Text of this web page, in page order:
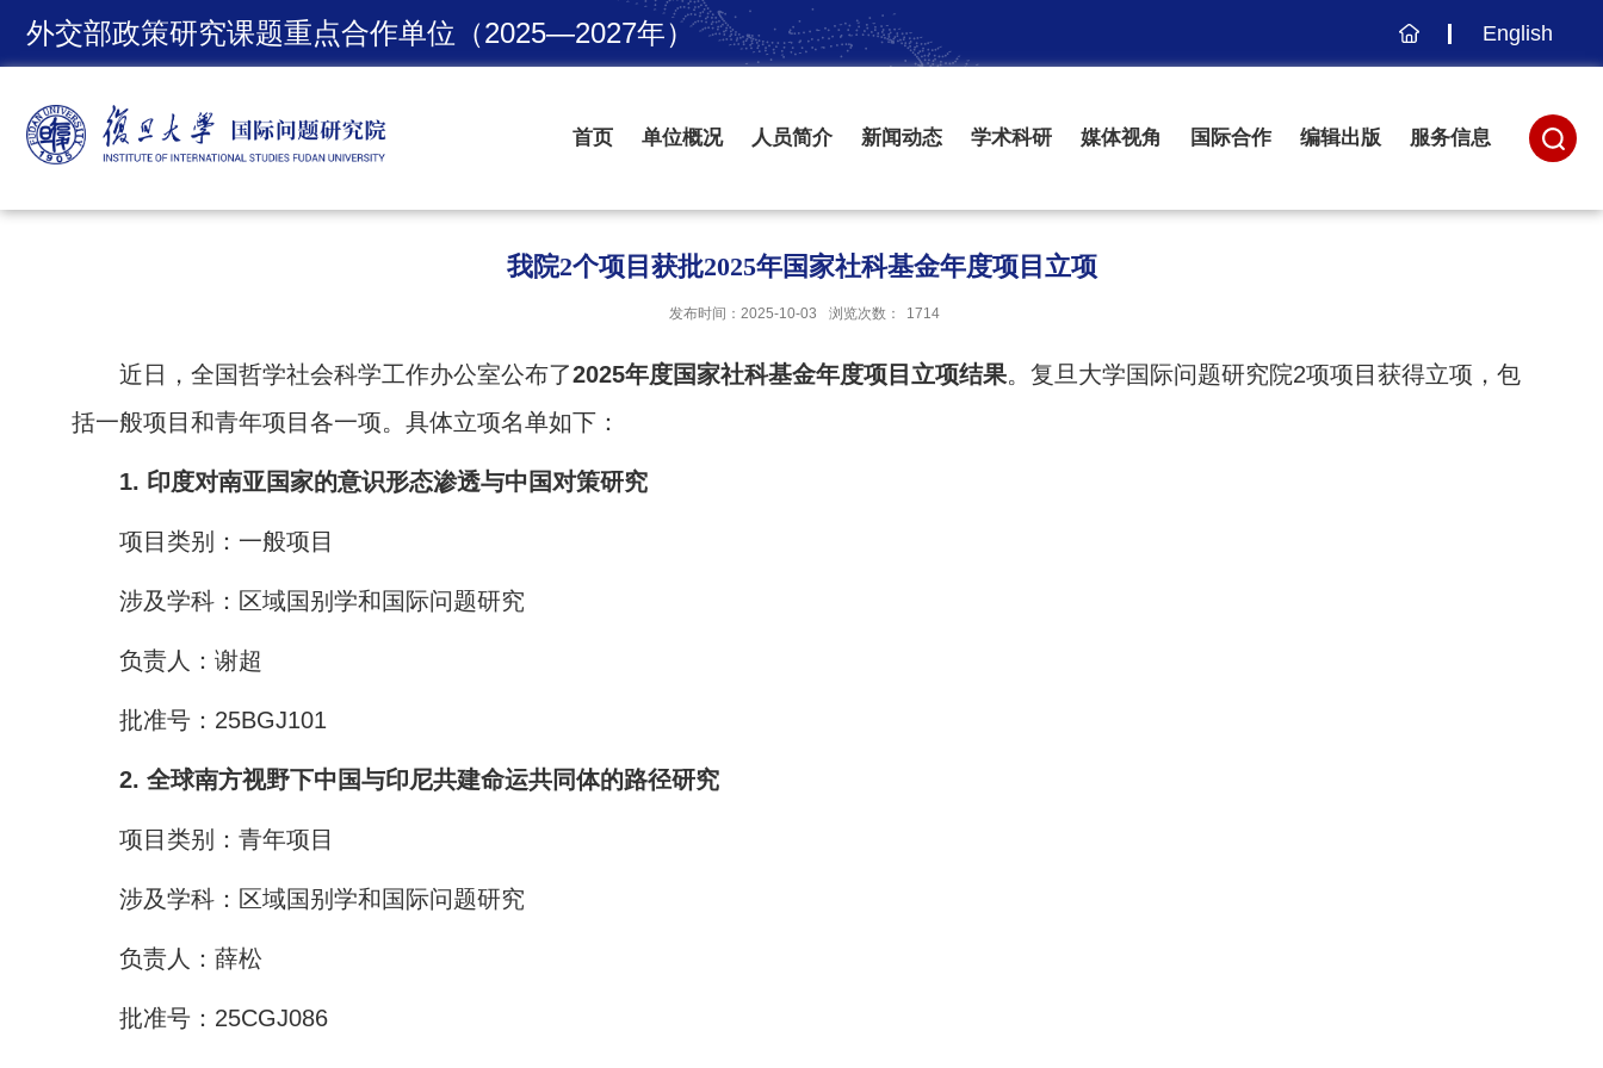
外交部政策研究课题重点合作单位（2025—2027年） 主 English
首页 单位概况 人员简介 新闻动态 学术科研 媒体视角 国际合作 编辑出版 服务信息
我院2个项目获批2025年国家社科基金年度项目立项
发布时间：2025-10-03 浏览次数： 1714
近日，全国哲学社会科学工作办公室公布了2025年度国家社科基金年度项目立项结果。复旦大学国际问题研究院2项项目获得立项，包
括一般项目和青年项目各一项。具体立项名单如下：
1. 印度对南亚国家的意识形态渗透与中国对策研究
项目类别：一般项目
涉及学科：区域国别学和国际问题研究
负责人：谢超
批准号：25BGJ101
2. 全球南方视野下中国与印尼共建命运共同体的路径研究
项目类别：青年项目
涉及学科：区域国别学和国际问题研究
负责人：薛松
批准号：25CGJ086